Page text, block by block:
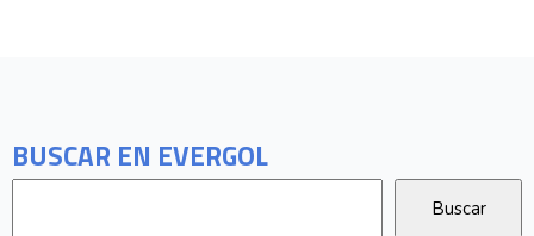
BUSCAR EN EVERGOL